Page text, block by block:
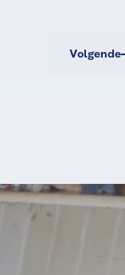
Volgende